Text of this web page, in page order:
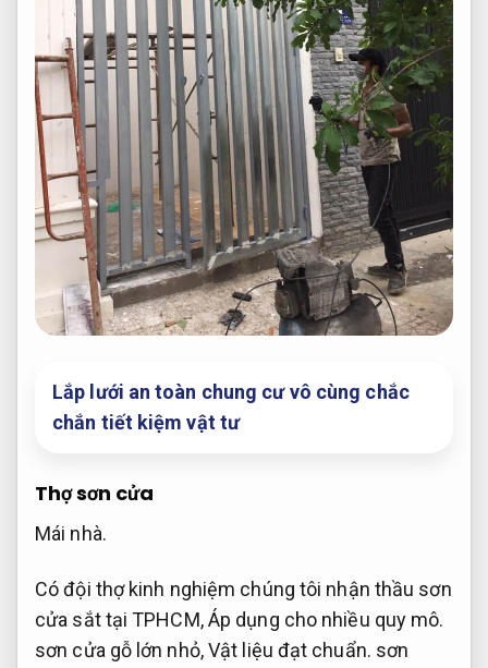
Lắp lưới an toàn chung cư vô cùng chắc
chắn tiết kiệm vật tư
Thợ sơn cửa
Mái nhà.
Có đội thợ kinh nghiệm chúng tôi nhận thầu sơn
cửa sắt tại TPHCM,Áp dụng cho nhiều quy mô.
sơn cửa gỗ lớn nhỏ,Vật liệu đạt chuẩn. sơn